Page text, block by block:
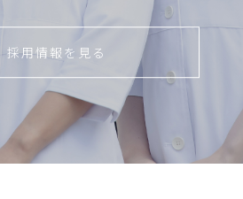
採用情報を見る